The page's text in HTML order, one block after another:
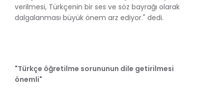
verilmesi, Türkçenin bir ses ve söz bayrağı olarak
dalgalanması büyük önem arz ediyor." dedi.
"Türkçe öğretilme sorununun dile getirilmesi
önemli"